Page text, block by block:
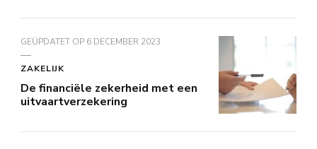
GEÜPDATET OP 6 DECEMBER 2023
ZAKELIJK
De financiële zekerheid met een
uitvaartverzekering